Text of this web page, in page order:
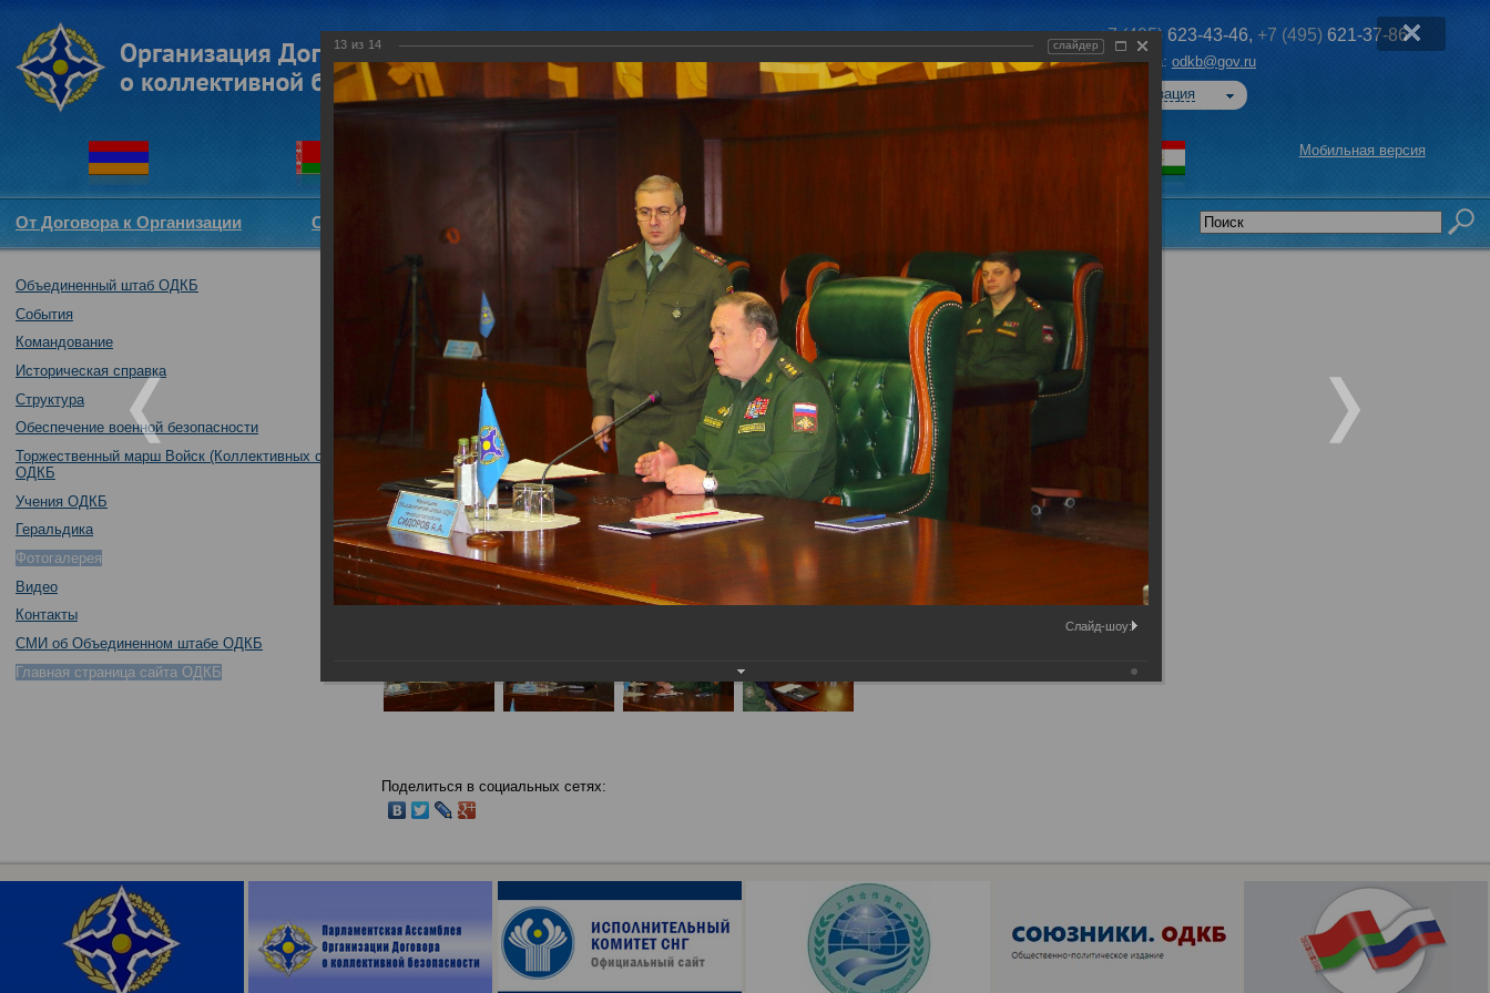
+7 (495) 623-43-46, +7 (495) 621-37-86
Эл. почта: odkb@gov.ru
Авторизация
Мобильная версия
От Договора к Организации Структура ОДКБ Документы
Объединенный штаб ОДКБ
События
Командование
Историческая справка
Структура
Обеспечение военной безопасности
Торжественный марш Войск (Коллективных сил)
ОДКБ
Учения ОДКБ
Геральдика
Фотогалерея
Видео
Контакты
СМИ об Объединенном штабе ОДКБ
Главная страница сайта ОДКБ
Консультации экспертов оборонных ведомств государств - членов ОДКБ по оценке вызовов и
угроз коллективной безопасности ОДКБ
Поделиться в социальных сетях:
13 из 14 слайдер
Слайд-шоу: